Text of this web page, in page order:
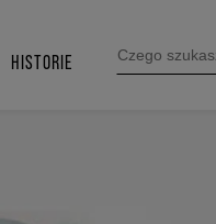
HISTORIE
FOR: